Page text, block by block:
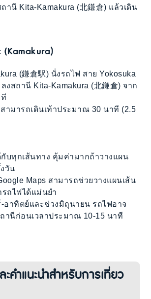
านี Kita-Kamakura (北鎌倉) แล้วเดิน
(鎌倉駅) นั่งรถไฟ สาย Yokosuka
งสถานี Kita-Kamakura (北鎌倉) จาก
ามารถเดินเท้าประมาณ 30 นาที (2.5
กับทุกเส้นทาง คุ้มค่ามากถ้าวางแผน
วัน
Maps สามารถช่วยวางแผนเส้น
รถไฟได้แม่นยำ
-อาทิตย์และช่วงมิถุนายน รถไฟอาจ
านีก่อนเวลาประมาณ 10-15 นาที
ะคำแนะนำสำหรับการเที่ยว